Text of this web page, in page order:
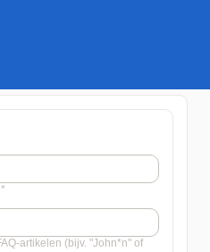
artikelen (bijv. "John*n" of